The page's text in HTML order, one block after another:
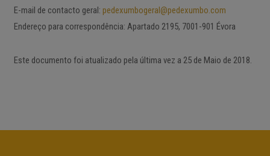
E-mail de contacto geral: pedexumbogeral@pedexumbo.com
Endereço para correspondência: Apartado 2195, 7001-901 Évora
Este documento foi atualizado pela última vez a 25 de Maio de 2018.